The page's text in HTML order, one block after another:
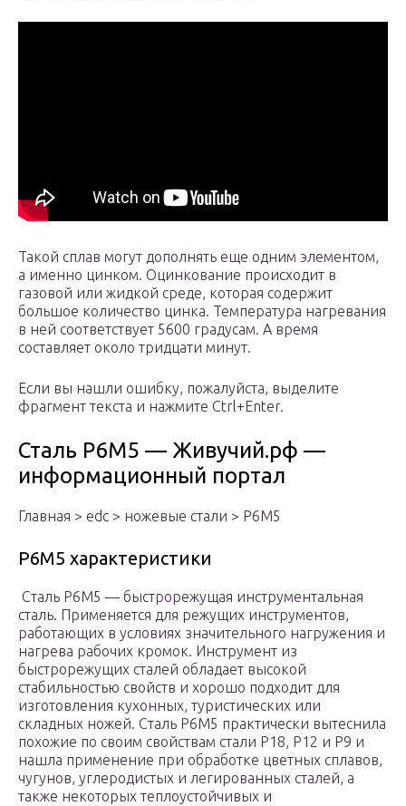
Такой сплав могут дополнять еще одним элементом,
а именно цинком. Оцинкование происходит в
газовой или жидкой среде, которая содержит
большое количество цинка. Температура нагревания
в ней соответствует 5600 градусам. А время
составляет около тридцати минут.
Если вы нашли ошибку, пожалуйста, выделите
фрагмент текста и нажмите Ctrl+Enter.
Сталь Р6М5 — Живучий.рф —
информационный портал
Главная > edc > ножевые стали > Р6М5
Р6М5 характеристики
Сталь P6M5 — быстрорежущая инструментальная
сталь. Применяется для режущих инструментов,
работающих в условиях значительного нагружения и
нагрева рабочих кромок. Инструмент из
быстрорежущих сталей обладает высокой
стабильностью свойств и хорошо подходит для
изготовления кухонных, туристических или
складных ножей. Сталь Р6М5 практически вытеснила
похожие по своим свойствам стали Р18, Р12 и Р9 и
нашла применение при обработке цветных сплавов,
чугунов, углеродистых и легированных сталей, а
также некоторых теплоустойчивых и